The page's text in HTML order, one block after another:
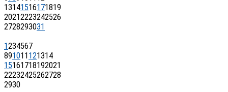
13141516171819
20212223242526
2728293031
1234567
891011 121314
15161718192021
22232425262728
2930